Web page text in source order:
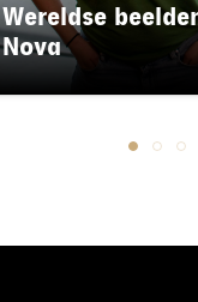
Wereldse
Nova